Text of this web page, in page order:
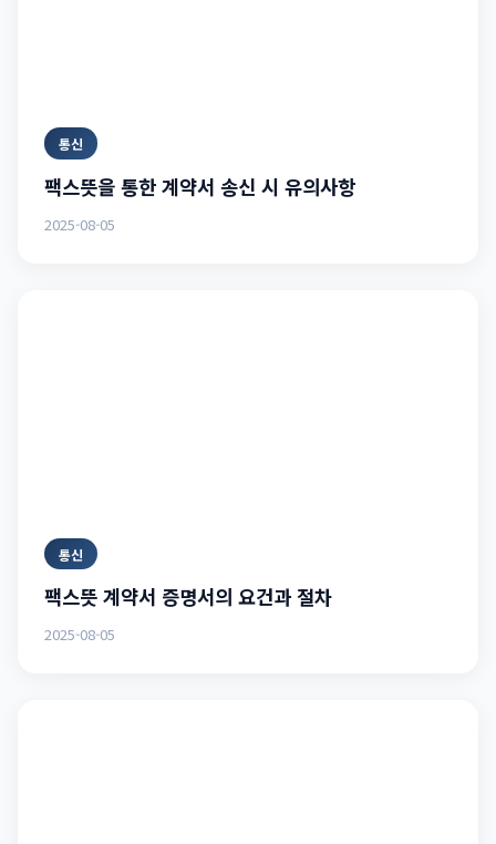
통신
팩스뜻을 통한 계약서 송신 시 유의사항
2025-08-05
통신
팩스뜻 계약서 증명서의 요건과 절차
2025-08-05